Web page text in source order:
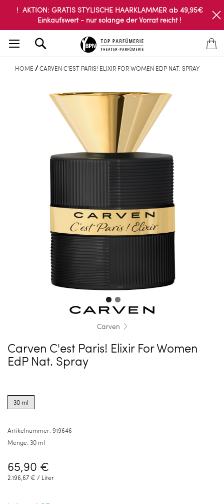
! AKTION: GRATIS STYLISCHE HAARKLAMMER ab 49,95€
Einkaufswert - nur solange der Vorrat reicht !
HOME CARVEN C'EST PARIS! ELIXIR FOR WOMEN EDP NAT. SPRAY
Carven
Carven C'est Paris! Elixir For Women
EdP Nat. Spray
options
for30 ml
Artikelnummer: 919646
Menge: 30 ml
65,90 €
2.196,67 € / Liter